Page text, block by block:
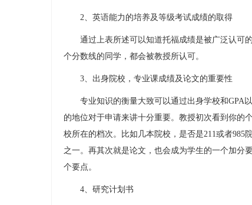
2、英语能力的培养及等级考试成绩的取得
通过上表所述可以知道托福成绩是被广泛认可的
个分数线的同学，都会被教授所认可。
3、出身院校，专业课成绩及论文的重要性
专业知识的衡量大致可以通过出身学校和GPA以
的地位对于申请来讲十分重要。教授初次看到你的
校所在的档次。比如几本院校，是否是211或者985
之一。再其次就是论文，也会成为学生的一个加分
个要点。
4、研究计划书